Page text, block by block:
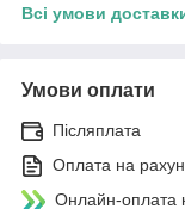
Всі умови
Умови оплати
Післяплата
Оплата на
Онлайн-оплата